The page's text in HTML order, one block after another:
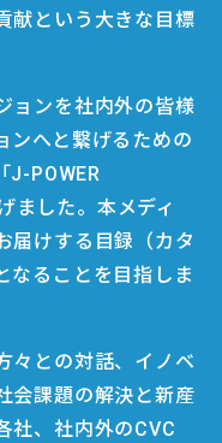
献という大きな目標
ョンを社内外の皆様
ンへと繋げるための
J-POWER
した。本メディ
届けする目録（カタ
なることを目指しま
々との対話、イノベ
会課題の解決と新産
社、社内外のCVC